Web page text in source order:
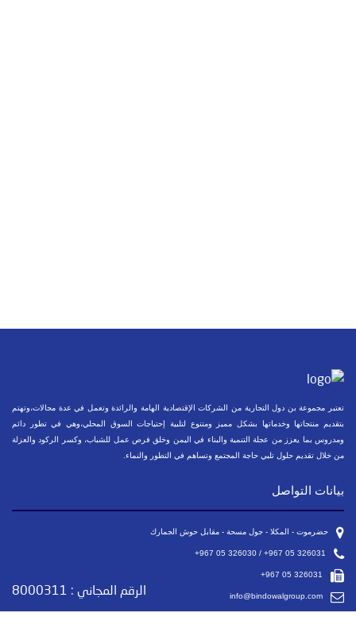
تعتبر مجموعة بن دول التجارية من الشركات الإقتصادية الهامة والرائدة وتعمل في عدة مجالات،وتهتم
بتقديم منتجاتها وخدماتها بشكل مميز ومتنوع لتلبية إحتياجات السوق المحلي،وهي في تطور دائم
ومدروس بما يعزز من عجلة التنمية والبناء في اليمن وخلق فرص عمل للشباب، وكسر الركود والعزلة
من خلال تقديم حلول تلبي حاجة المجتمع وتساهم في التطور والنماء.
بيانات التواصل
حضرموت - المكلا - جول مسحة - مقابل حوش الجمارك
+967 05 326030 / +967 05 326031
+967 05 326031
info@bindowalgroup.com الرقم المجاني : 8000311